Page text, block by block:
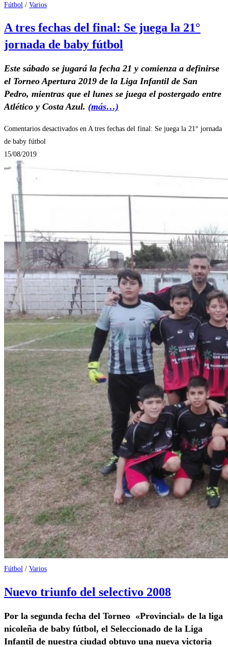
Fútbol / Varios
A tres fechas del final: Se juega la 21°
jornada de baby fútbol
Este sábado se jugará la fecha 21 y comienza a definirse
el Torneo Apertura 2019 de la Liga Infantil de San
Pedro, mientras que el lunes se juega el postergado entre
Atlético y Costa Azul. (más…)
Comentarios desactivados en A tres fechas del final: Se juega la 21° jornada
de baby fútbol
15/08/2019
Fútbol / Varios
Nuevo triunfo del selectivo 2008
Por la segunda fecha del Torneo «Provincial» de la liga
nicoleña de baby fútbol, el Seleccionado de la Liga
Infantil de nuestra ciudad obtuvo una nueva victoria